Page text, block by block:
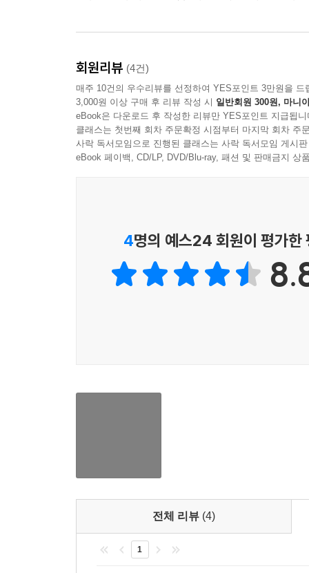
회원리뷰 (4건)
매주 10건의 우수리뷰를 선정하여 YES포인트 3만원을 드
3,000원 이상 구매 후 리뷰 작성 시 일반회원 300원, 마니
eBook은 다운로드 후 작성한 리뷰만 YES포인트 지급됩니
클래스는 첫번째 회차 주문확정 시점부터 마지막 회차 주
사락 독서모임으로 진행된 클래스는 사락 독서모임 게시
eBook 페이백, CD/LP, DVD/Blu-ray, 패션 및 판매금지 상
4명의 예스24 회원이 평가한
전체 리뷰 (4)
1